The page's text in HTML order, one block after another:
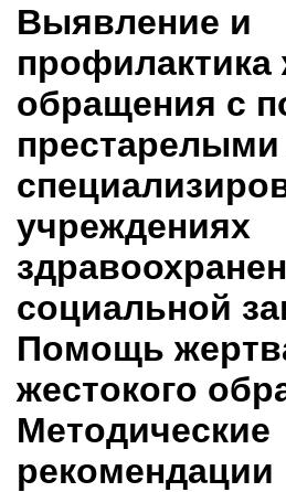
Выявление и
профилактика
обращения с
учреждениях
социальной
Помощь
жестокого
Методические
рекомендации